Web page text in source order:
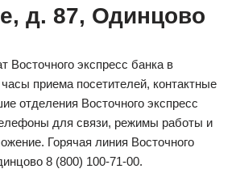
д. 87, Одинцово
Восточного экспресс банка в
приема посетителей, контактные
отделения Восточного экспресс
для связи, режимы работы и
Горячая линия Восточного
8 (800) 100-71-00.